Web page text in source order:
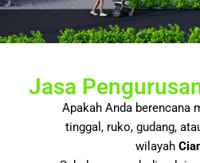
Jasa
Apakah Anda berencana
tinggal, ruko, gudang,
wilayah